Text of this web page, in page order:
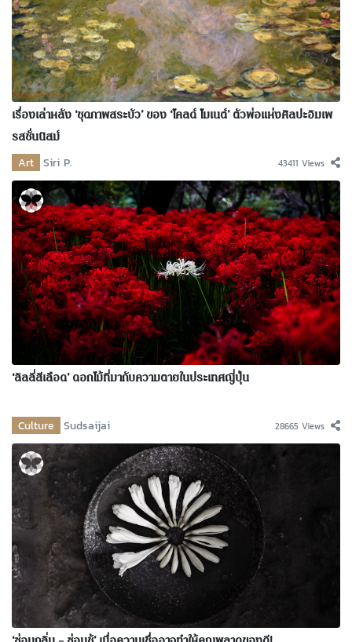
เรื่องเล่าหลัง ‘ชุดภาพสระบัว’ ของ ‘โคลด์ โมเนต์’ ตัวพ่อแห่งศิลปะอิมเพ
รสชั่นนิสม์
Art Siri P. 43411 Views
‘ลิลลี่สีเลือด’ ดอกไม้ที่มากับความตายในประเทศญี่ปุ่น
Culture Sudsaijai 28665 Views